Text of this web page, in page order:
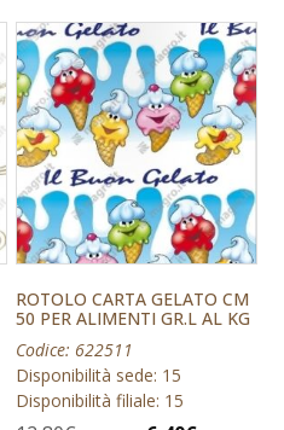
ROTOLO CARTA GELATO CM
50 PER ALIMENTI GR.L AL KG
Codice: 622511
Disponibilità sede: 15
Disponibilità filiale: 15